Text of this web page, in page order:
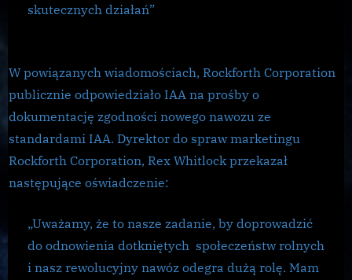
skutecznych działań”
W powiązanych wiadomościach, Rockforth Corporation
publicznie odpowiedziało IAA na prośby o
dokumentację zgodności nowego nawozu ze
standardami IAA. Dyrektor do spraw marketingu
Rockforth Corporation, Rex Whitlock przekazał
następujące oświadczenie:
„Uważamy, że to nasze zadanie, by doprowadzić
do odnowienia dotkniętych społeczeństw rolnych
i nasz rewolucyjny nawóz odegra dużą rolę. Mam